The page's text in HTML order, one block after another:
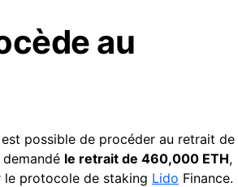
au
possible de procéder au retrait de
le retrait de 460,000 ETH,
le protocole de staking Lido Finance.